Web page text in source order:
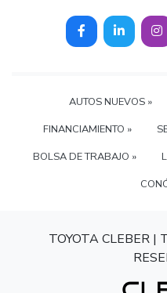
AUTOS NUEVOS »
FINANCIAMIENTO »
BOLSA DE TRABAJO »
TOYOTA CLEBER |